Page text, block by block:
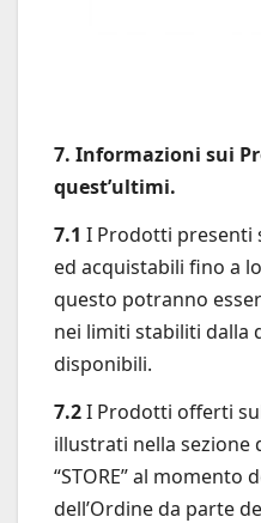
7. Informazioni sui
quest’ultimi.
7.1 I Prodotti presenti
ed acquistabili fino a
questo potranno
nei limiti stabiliti dalla
disponibili.
7.2I Prodotti offerti
illustrati nella sezione
“STORE” al momento
dell’Ordine da parte